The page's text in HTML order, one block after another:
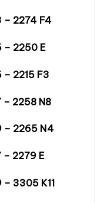
– 2274 F4
– 2250 E
– 2215 F3
– 2258 N8
– 2265 N4
– 2279 E
– 3305 K11